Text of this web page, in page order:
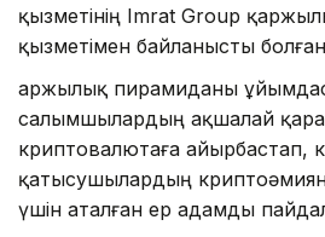
қызметінің Imrat Group
қызметімен байланысты
Қаржылық пирамиданы
салымшылардың ақшалай
криптовалютаға айырбастап,
қатысушылардың
үшін аталған ер адамды